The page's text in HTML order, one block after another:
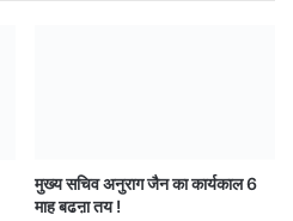
मुख्य सचिव अनुराग जैन का कार्यकाल 6
माह बढऩा तय !